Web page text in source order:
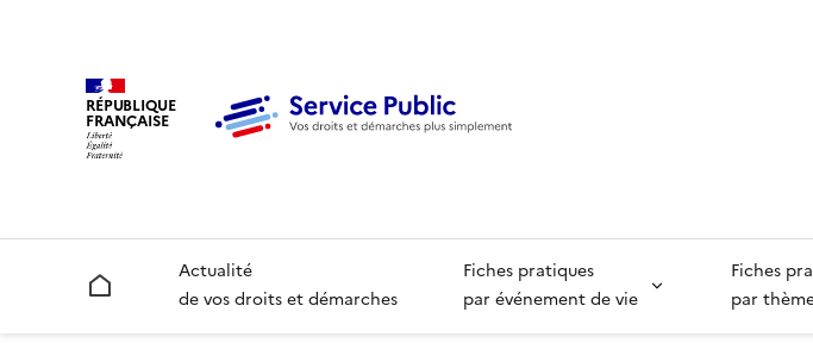
RÉPUBLIQUE
FRANÇAISE
Accueil
Actualité
de vos droits et démarches
Fiches pratiques
par événement de vie
Fiches
par